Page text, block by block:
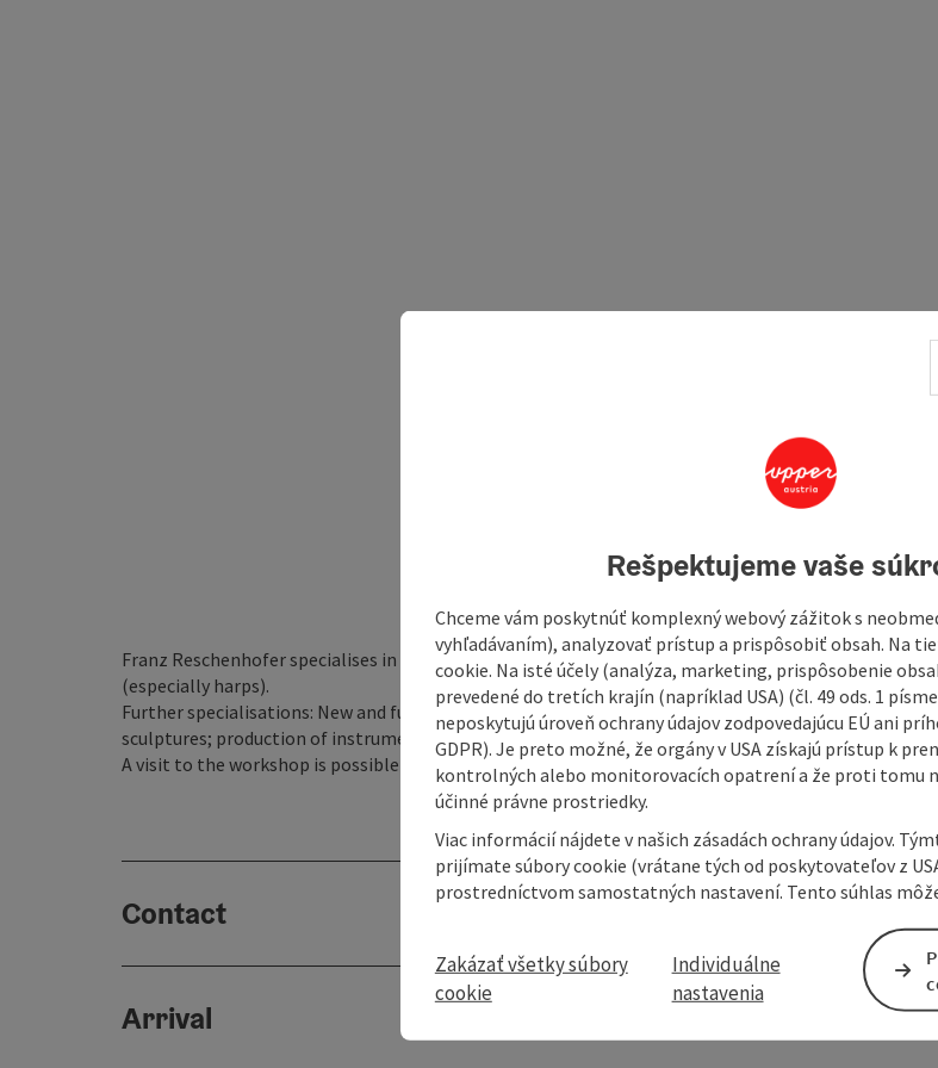
Franz Reschenhofer specialises in the manufacture and restoration of historical stringed
(especially harps).
Further specialisations: New and further developments in harp making; development of wind harps
sculptures; production of instruments for music therapy.
A visit to the workshop is possible at any time by telephone appointment.
Contact
Arrival
Rešpektujeme vaše
Chceme vám poskytnúť komplexný webový zážitok s
vyhľadávaním), analyzovať prístup a prispôsobiť obsah. Na
cookie. Na isté účely (analýza, marketing, prispôsobenie
prevedené do tretích krajín (napríklad USA) (čl. 49 ods. 1
neposkytujú úroveň ochrany údajov zodpovedajúcu EÚ ani
GDPR). Je preto možné, že orgány v USA získajú prístup k
kontrolných alebo monitorovacích opatrení a že proti tomu
účinné právne prostriedky.
Viac informácií nájdete v našich zásadách ochrany údajov.
prijímate súbory cookie (vrátane tých od poskytovateľov z
prostredníctvom samostatných nastavení. Tento súhlas
Zakázať všetky súbory
cookie
Individuálne
nastavenia